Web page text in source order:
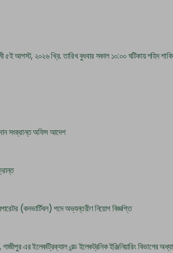
৫ই আগস্ট, ২০২৬ খ্রি. তারিখ বুধবার সকাল ১০:০০ ঘটিকায় শহিদ
সংক্রান্ত অফিস আদেশ
(কনভার্টিবল) পদে অভ্যন্তরীণ নিয়োগ বিজ্ঞপ্তি
এর ইলেকট্রিক্যাল এন্ড ইলেকট্রনিক ইঞ্জিনিয়ারিং বিভাগের